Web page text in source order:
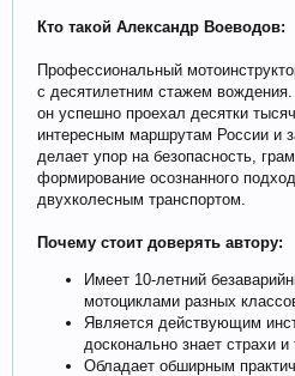
Кто такой Александр Воеводов:
Профессиональный
с десятилетним стажем
он успешно проехал десятки
интересным маршрутам России и
делает упор на безопасность,
формирование осознанного
двухколесным транспортом.
Почему стоит доверять автору:
Имеет 10-летний
мотоциклами разных
Является действующим
досконально знает страхи
Обладает обширным